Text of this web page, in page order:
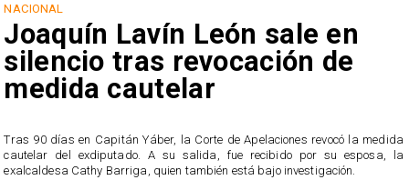
NACIONAL
Joaquín Lavín León sale en
silencio tras revocación de
medida cautelar
Tras 90 días en Capitán Yáber, la Corte de Apelaciones revocó la medida
cautelar del exdiputado. A su salida, fue recibido por su esposa, la
exalcaldesa Cathy Barriga, quien también está bajo investigación.